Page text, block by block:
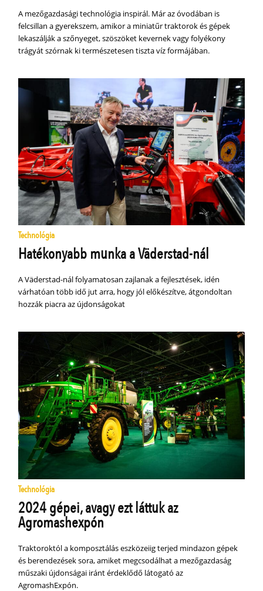
A mezőgazdasági technológia inspirál. Már az óvodában is
felcsillan a gyerekszem, amikor a miniatűr traktorok és gépek
lekaszálják a szőnyeget, szöszöket kevernek vagy folyékony
trágyát szórnak ki természetesen tiszta víz formájában.
Technológia
Hatékonyabb munka a Väderstad-nál
A Väderstad-nál folyamatosan zajlanak a fejlesztések, idén
várhatóan több idő jut arra, hogy jól előkészítve, átgondoltan
hozzák piacra az újdonságokat
Technológia
2024 gépei, avagy ezt láttuk az
Agromashexpón
Traktoroktól a komposztálás eszközeiig terjed mindazon gépek
és berendezések sora, amiket megcsodálhat a mezőgazdaság
műszaki újdonságai iránt érdeklődő látogató az
AgromashExpón.